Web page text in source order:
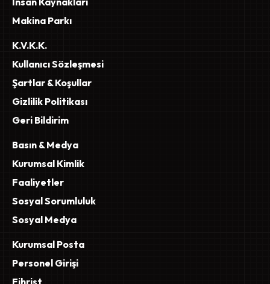
Makina Parkı
K.V.K.K.
Kullanıcı Sözleşmesi
Şartlar & Koşullar
Gizlilik Politikası
Geri Bildirim
Basın & Medya
Kurumsal Kimlik
Faaliyetler
Sosyal Sorumluluk
Sosyal Medya
Kurumsal Posta
Personel Girişi
Fihrist